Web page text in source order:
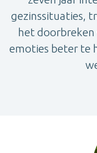
gezinssituaties,
het doorbreken
emoties beter te